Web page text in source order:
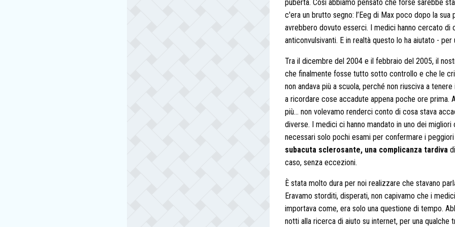
pubertà. Così abbiamo pensato che forse sarebbe
c'era un brutto segno: l’Eeg di Max poco dopo la
avrebbero dovuto esserci. I medici hanno cercato
anticonvulsivanti. E in realtà questo lo ha aiutato -
Tra il dicembre del 2004 e il febbraio del 2005, il
che finalmente fosse tutto sotto controllo e che le
non andava più a scuola, perché non riusciva a
a ricordare cose accadute appena poche ore
più… non volevamo renderci conto di cosa stava
diverse. I medici ci hanno mandato in uno dei
necessari solo pochi esami per confermare i
subacuta sclerosante, una complicanza tardiva
caso, senza eccezioni.
È stata molto dura per noi realizzare che stavano
Eravamo storditi, disperati, non capivamo che i
importava come, era solo una questione di tempo.
notti alla ricerca di aiuto su internet, per una